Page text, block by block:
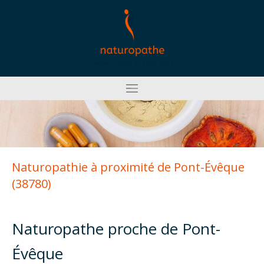
Naturopathie à proximité de Pont-Évêque
(38780)
Naturopathe proche de Pont-
Évêque